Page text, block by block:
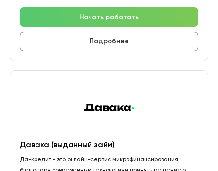
Начать работать
Подробнее
Давака (выданный займ)
Да-кредит - это онлайн-сервис микрофинансирования,
благодаря современным технологиям принять решение о